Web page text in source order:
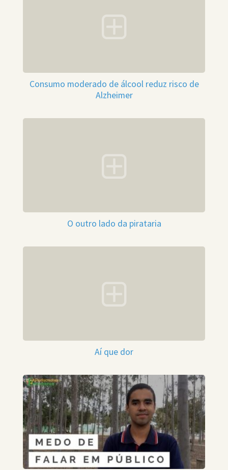
Consumo moderado de álcool reduz risco de
Alzheimer
O outro lado da pirataria
Aí que dor